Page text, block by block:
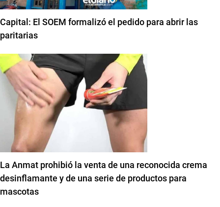
Capital: El SOEM formalizó el pedido para abrir las
paritarias
La Anmat prohibió la venta de una reconocida crema
desinflamante y de una serie de productos para
mascotas